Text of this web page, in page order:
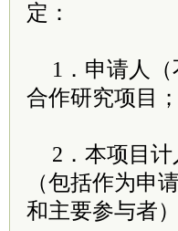
定：
1．申请人
合作研究项目；
2．本项目
（包括作为申
和主要参与者